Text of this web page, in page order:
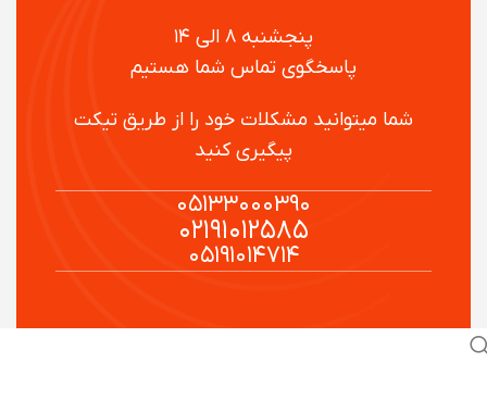
پنجشنبه ۸ الی ۱۴
پاسخگوی تماس شما هستیم
شما میتوانید مشکلات خود را از طریق تیکت
پیگیری کنید
۰۵۱۳۳۰۰۰۳۹۰
۰۲۱۹۱۰۱۲۵۸۵
۰۵۱۹۱۰۱۴۷۱۴